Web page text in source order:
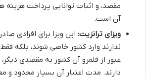
مقصد، و اثبات توانایی پرداخت هزینه
آن است.
ویزای ترانزیت: این ویزا برای افرادی
ندارند وارد کشور خاصی شوند، بلکه
عبور از قلمرو آن کشور به مقصدی
دارند. مدت اعتبار آن بسیار محدود و